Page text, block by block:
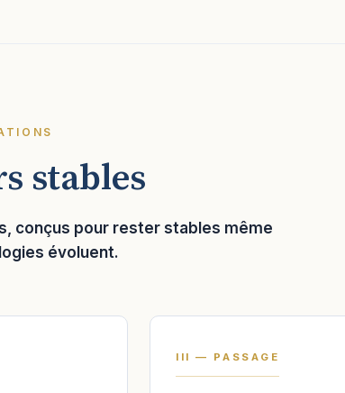
stables
conçus pour rester stables même
évoluent.
III — PASSAGE